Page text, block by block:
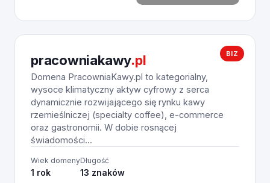
BIZ
pracowniakawy.pl
Domena PracowniaKawy.pl to kategorialny,
wysoce klimatyczny aktyw cyfrowy z serca
dynamicznie rozwijającego się rynku kawy
rzemieślniczej (specialty coffee), e-commerce
oraz gastronomii. W dobie rosnącej
świadomości...
Wiek domeny
1 rok
Długość
13 znaków